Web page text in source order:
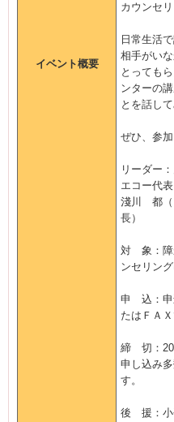
イベント概要
カウンセ
日常生活
相手がい
とっても
ンターの
とを話し
ぜひ、参
リーダー
エコー代表
淺川 都（
長）
対 象：障
ンセリン
申 込：申
たはＦＡ
締 切：
申し込み
す。
後 援：小